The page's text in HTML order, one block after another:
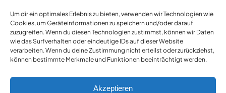
Um dir ein optimales Erlebnis zu bieten, verwenden wir Technologien wie
Cookies, um Geräteinformationen zu speichern und/oder darauf
zuzugreifen. Wenn du diesen Technologien zustimmst, können wir Daten
wie das Surfverhalten oder eindeutige IDs auf dieser Website
verarbeiten. Wenn du deine Zustimmung nicht erteilst oder zurückziehst,
können bestimmte Merkmale und Funktionen beeinträchtigt werden.
Akzeptieren